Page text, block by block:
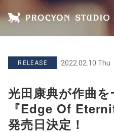
RELEASE 2022.02.10 Thu
光田康典が作曲
『Edge Of
発売日決定！